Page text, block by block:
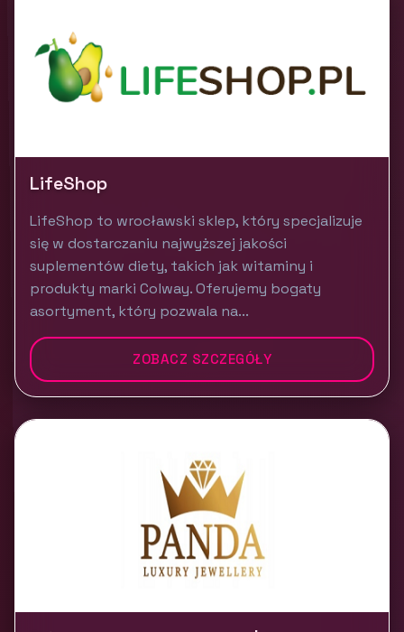
LifeShop
LifeShop to wrocławski sklep, który specjalizuje
się w dostarczaniu najwyższej jakości
suplementów diety, takich jak witaminy i
produkty marki Colway. Oferujemy bogaty
asortyment, który pozwala na...
ZOBACZ SZCZEGÓŁY